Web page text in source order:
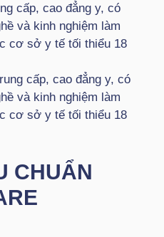
cấp, cao đẳng y, có
và kinh nghiệm làm
cơ sở y tế tối thiểu 18
cấp, cao đẳng y, có
và kinh nghiệm làm
cơ sở y tế tối thiểu 18
CHUẨN